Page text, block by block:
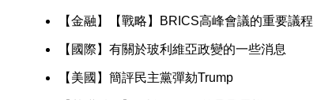
【金融】【戰略】BRICS高峰會議的重要議程
【國際】有關於玻利維亞政變的一些消息
【美國】簡評民主黨彈劾Trump